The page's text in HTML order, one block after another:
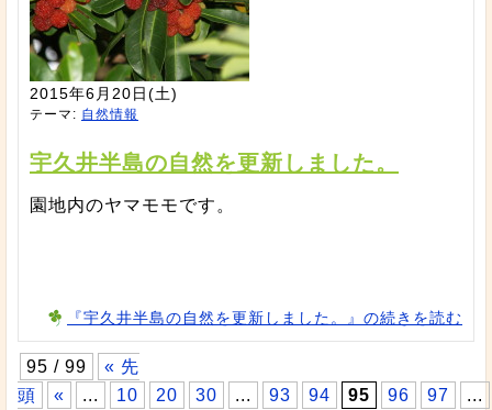
2015年6月20日(土)
テーマ: 自然情報
宇久井半島の自然を更新しました。
園地内のヤマモモです。
『宇久井半島の自然を更新しました。』の続きを読む
95 / 99
« 先
頭
« ... 10 20 30 ... 93 94 95 96 97
...